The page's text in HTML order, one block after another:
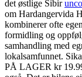
det østlige Sibir
om Hardangervida
kombinerer ofte
formidling og
samhandling med
lokalsamfunnet.
PÅ LAGER kr